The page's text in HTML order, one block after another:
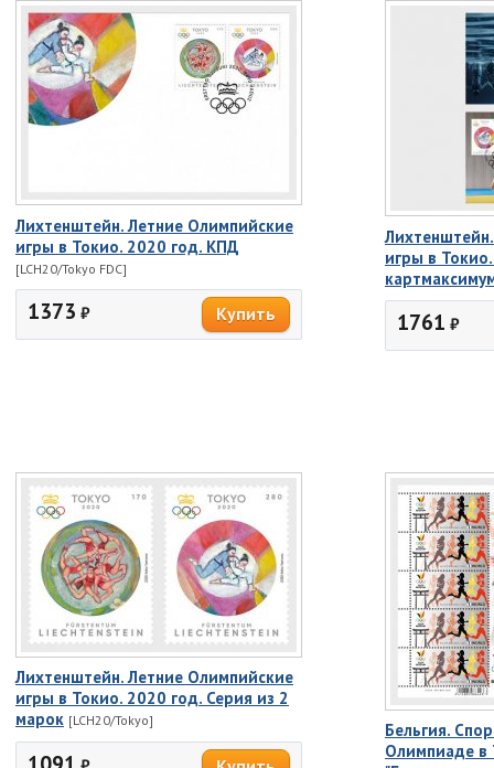
Лихтенштейн. Летние Олимпийские
игры в Токио. 2020 год. КПД
[LCH20/Tokyo FDC]
1373 ₽
игры в
1761 ₽
Лихтенштейн. Летние Олимпийские
игры в Токио. 2020 год. Серия из 2
марок [LCH20/Tokyo]
Бельгия.
Олимпиаде в